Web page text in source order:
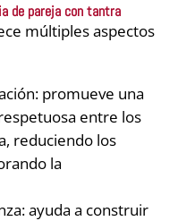
de pareja con tantra
múltiples aspectos
promueve una
entre los
reduciendo los
la
ayuda a construir